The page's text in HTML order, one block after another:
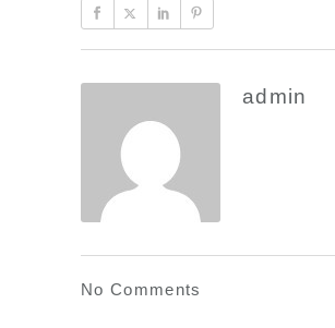
admin
No Comments